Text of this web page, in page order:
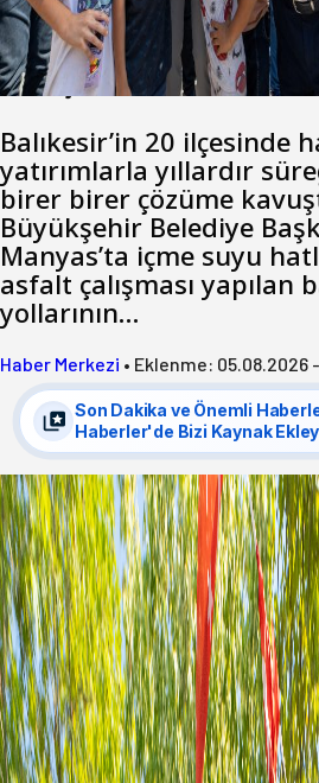
Akın: Benim derdim
hemşerim!
Balıkesir’in 20 ilçesinde
yatırımlarla yıllardır
birer birer çözüme
Büyükşehir Belediye
Manyas’ta içme suyu
asfalt çalışması yapılan
yollarının…
Haber Merkezi • Eklenme: 05.08.2026
Son Dakika ve Önemli
Haberler'de Bizi Kaynak